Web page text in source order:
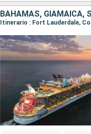
BAHAMAS, GIAMAICA,
Itinerario : Fort Lauderdale,